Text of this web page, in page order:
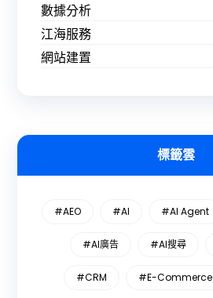
數據分析
江海服務
網站建置
標籤雲
#AEO #AI #AI Agent
#AI廣告 #AI搜尋
#CRM #E-Commerce